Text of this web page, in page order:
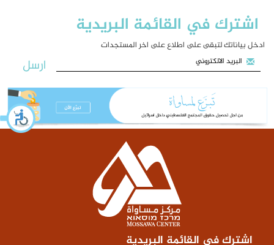
اشترك في القائمة البريدية
ادخل بياناتك لتبقى على اطلاع على اخر المستجدات
ارسل
اشترك في القائمة البريدية